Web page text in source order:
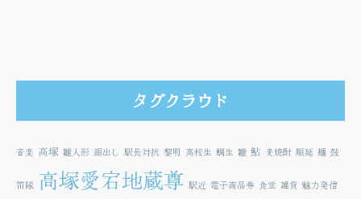
タグクラウド
音楽 高塚 雛人形 顔出し 駅長対抗 黎明 高校生 鯛生 雛 鮎 麦焼酎 順延 麺 鼓
笛隊 高塚愛宕地蔵尊 駅近 電子商品券 食堂 雑貨 魅力発信